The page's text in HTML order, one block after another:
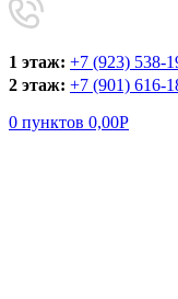
1 этаж: +7 (923) 538-
2 этаж: +7 (901) 616-
0 пунктов 0,00Р